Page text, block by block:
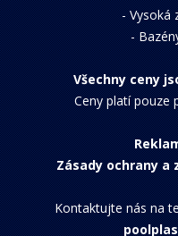
-Vysoká
-
Všechny ceny
Ceny platí pouze
Zásady ochrany a
Kontaktujte nás na